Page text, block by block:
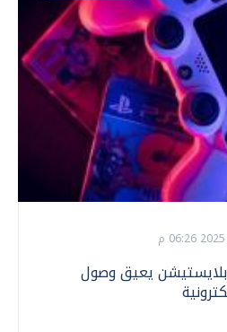
يعيق وصول